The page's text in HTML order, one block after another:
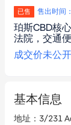
已售 售出时间
珀斯CBD核
法院，交通
成交价未公开
基本信息
地址 ： 3/231